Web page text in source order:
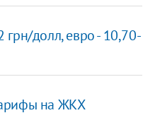
долл, евро - 10,70-
на ЖКХ